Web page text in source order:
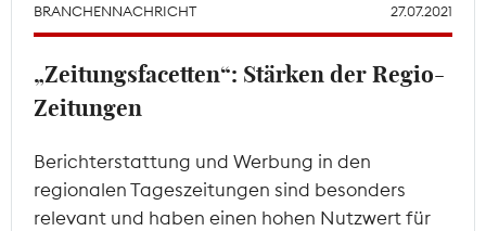
Mitgliederbereich
BRANCHENNACHRICHT 27.07.2021
„Zeitungsfacetten“: Stärken der Regio-
Zeitungen
Berichterstattung und Werbung in den
regionalen Tageszeitungen sind besonders
relevant und haben einen hohen Nutzwert für